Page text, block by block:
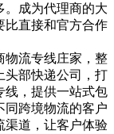
。成为代理商的大
比直接和官方合作
流专线庄家，整
头部快递公司，打
线，提供一站式包
同跨境物流的客户
渠道，让客户体验